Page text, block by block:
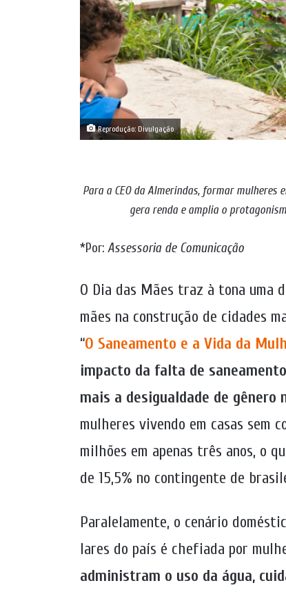
Reprodução: Divulgação
Para a CEO da Almerindas, formar
gera renda e amplia o
*Por: Assessoria de Comunicação
O Dia das Mães traz à tona uma
mães na construção de cidades
“O Saneamento e a Vida da
impacto da falta de
mais a desigualdade de gênero
mulheres vivendo em casas sem
milhões em apenas três anos, o
de 15,5% no contingente de
Paralelamente, o cenário
lares do país é chefiada por
administram o uso da água,